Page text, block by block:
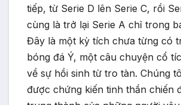
tiếp, từ Serie D lên Serie C, rồi
cùng là trở lại Serie A chỉ trong
Đây là một kỳ tích chưa từng có
bóng đá Ý, một câu chuyện cổ
về sự hồi sinh từ tro tàn. Chúng
được chứng kiến tinh thần chiến